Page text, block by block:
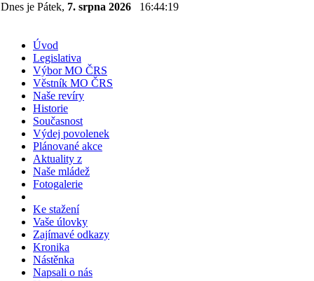
Dnes je Pátek, 7. srpna 2026 16:44:19
Úvod
Legislativa
Výbor MO ČRS
Věstník MO ČRS
Naše revíry
Historie
Současnost
Výdej povolenek
Plánované akce
Aktuality z
Naše mládež
Fotogalerie
Ke stažení
Vaše úlovky
Zajímavé odkazy
Kronika
Nástěnka
Napsali o nás